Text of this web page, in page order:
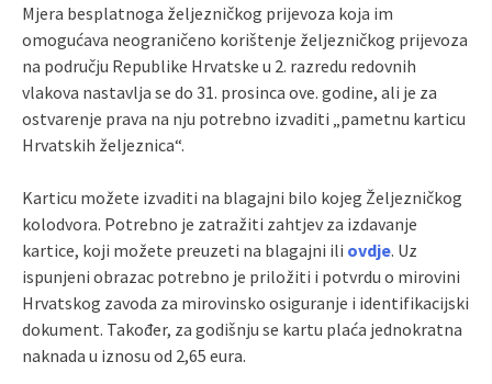
Mjera besplatnoga željezničkog prijevoza koja im
omogućava neograničeno korištenje željezničkog prijevoza
na području Republike Hrvatske u 2. razredu redovnih
vlakova nastavlja se do 31. prosinca ove. godine, ali je za
ostvarenje prava na nju potrebno izvaditi „pametnu karticu
Hrvatskih željeznica“.
Karticu možete izvaditi na blagajni bilo kojeg Željezničkog
kolodvora. Potrebno je zatražiti zahtjev za izdavanje
kartice, koji možete preuzeti na blagajni ili ovdje. Uz
ispunjeni obrazac potrebno je priložiti i potvrdu o mirovini
Hrvatskog zavoda za mirovinsko osiguranje i identifikacijski
dokument. Također, za godišnju se kartu plaća jednokratna
naknada u iznosu od 2,65 eura.